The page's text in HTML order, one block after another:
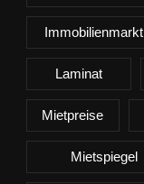
Immobilienmarkt
Laminat
Mietpreise
Mietspiegel